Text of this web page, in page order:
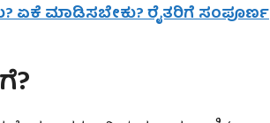
ಏಕೆ ಮಾಡಿಸಬೇಕು? ರೈತರಿಗೆ ಸಂಪೂರ್ಣ